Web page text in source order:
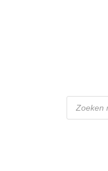
Producten
zoeken